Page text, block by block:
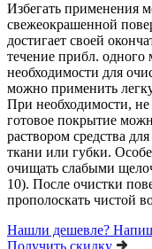
Избегать применения
свежеокрашенной
достигает своей
течение прибл. одного
необходимости для
можно применить
При необходимости, не
готовое покрытие
раствором средства
ткани или губки.
очищать слабыми
10). После очистки
прополоскать чистой
Нашли дешевле?